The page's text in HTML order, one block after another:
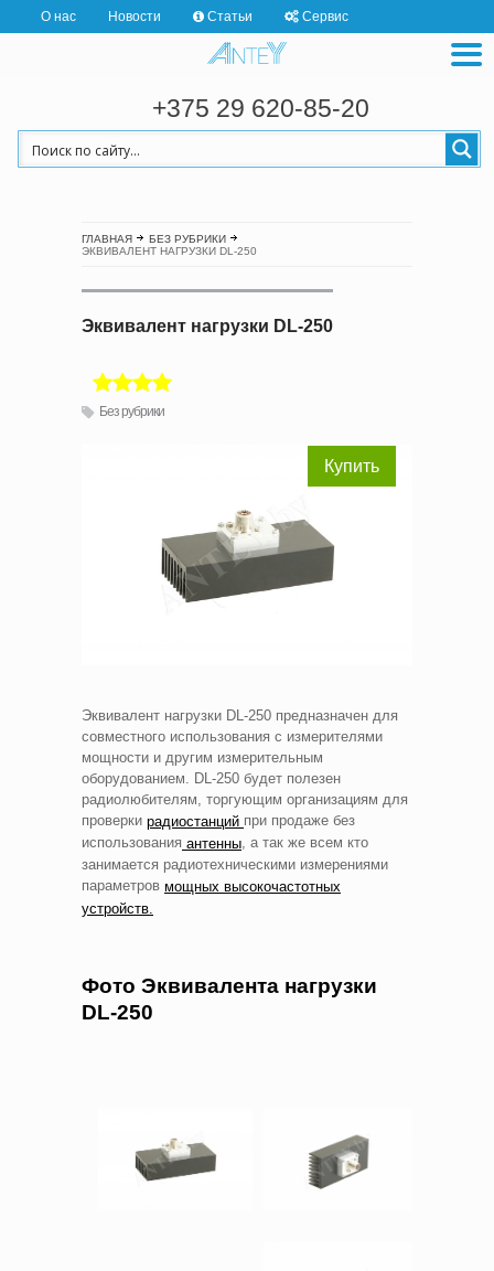
О нас Новости Статьи Сервис
+375 29 620-85-20
ГЛАВНАЯ
БЕЗ РУБРИКИ
ЭКВИВАЛЕНТ НАГРУЗКИ DL-250
Эквивалент нагрузки DL-250
Без рубрики
Купить
Эквивалент нагрузки DL-250 предназначен для
совместного использования с измерителями
мощности и другим измерительным
оборудованием. DL-250 будет полезен
радиолюбителям, торгующим организациям для
проверки радиостанций при продаже без
использования антенны , а так же всем кто
занимается радиотехническими измерениями
параметров мощных высокочастотных
устройств.
Фото Эквивалента нагрузки
DL-250